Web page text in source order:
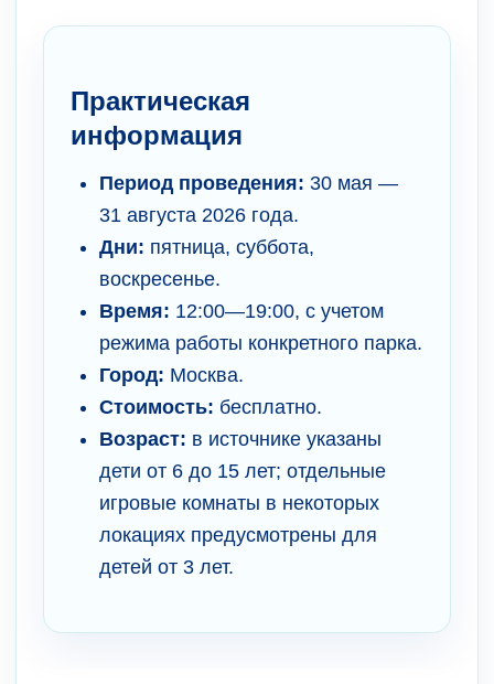
Практическая
информация
Период проведения: 30 мая —
31 августа 2026 года.
Дни: пятница, суббота,
воскресенье.
Время: 12:00—19:00, с учетом
режима работы конкретного парка.
Город: Москва.
Стоимость: бесплатно.
Возраст: в источнике указаны
дети от 6 до 15 лет; отдельные
игровые комнаты в некоторых
локациях предусмотрены для
детей от 3 лет.